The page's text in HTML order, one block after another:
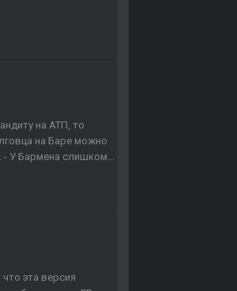
на АТП, то
на Баре можно
- У Бармена слишком...
эта версия